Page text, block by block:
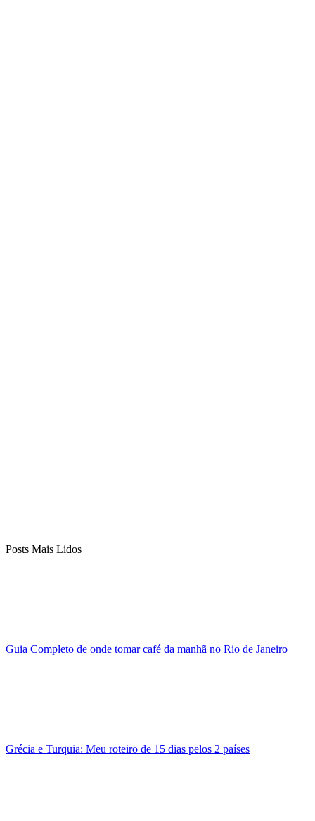
Posts Mais Lidos
Guia Completo de onde tomar café da manhã no Rio de Janeiro
Grécia e Turquia: Meu roteiro de 15 dias pelos 2 países